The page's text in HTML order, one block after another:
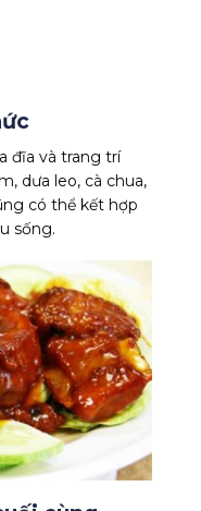
đĩa và trang trí
dưa leo, cà chua,
có thể kết hợp
sống.